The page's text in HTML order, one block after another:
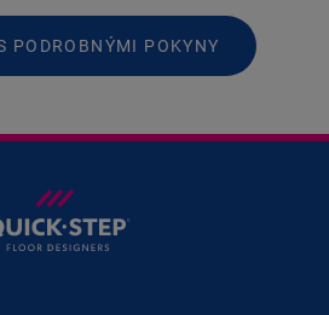
PODROBNÝMI POKYNY